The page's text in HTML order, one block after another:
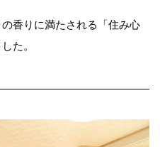
香りに満たされる「住み心
た。